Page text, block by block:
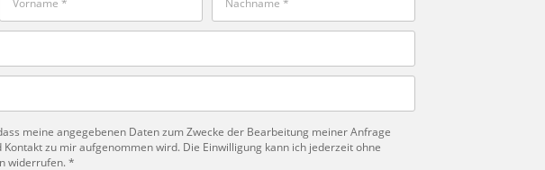
meine angegebenen Daten zum Zwecke der Bearbeitung meiner Anfrage
zu mir aufgenommen wird. Die Einwilligung kann ich jederzeit ohne
widerrufen. *